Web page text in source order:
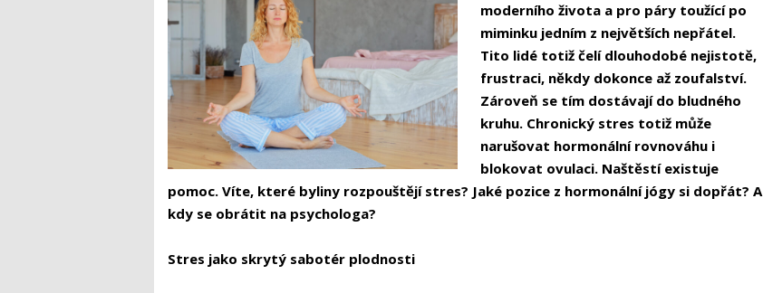
moderního života a pro páry toužící po
miminku jedním z největších nepřátel.
Tito lidé totiž čelí dlouhodobé nejistotě,
frustraci, někdy dokonce až zoufalství.
Zároveň se tím dostávají do bludného
kruhu. Chronický stres totiž může
narušovat hormonální rovnováhu i
blokovat ovulaci. Naštěstí existuje
pomoc. Víte, které byliny rozpouštějí stres? Jaké pozice z hormonální jógy si dopřát? A
kdy se obrátit na psychologa?
Stres jako skrytý sabotér plodnosti